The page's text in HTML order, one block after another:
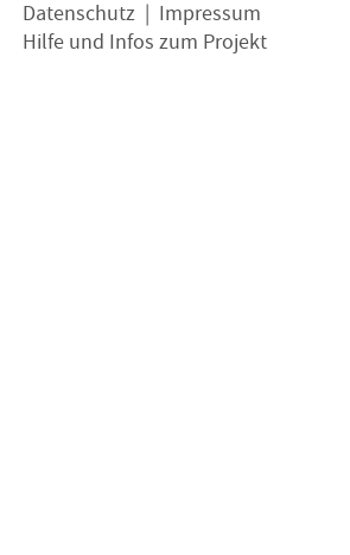
Datenschutz
Impressum
Hilfe und Infos zum Projekt